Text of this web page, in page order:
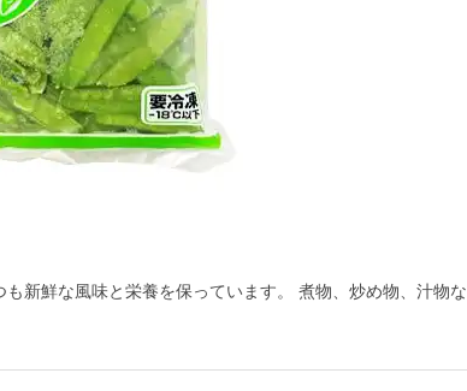
新鮮な風味と栄養を保っています。 煮物、炒め物、汁物な